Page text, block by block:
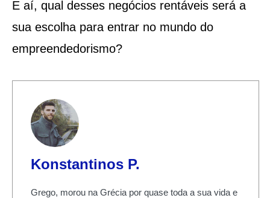
E aí, qual desses negócios rentáveis será a
sua escolha para entrar no mundo do
empreendedorismo?
Konstantinos P.
Grego, morou na Grécia por quase toda a sua vida e